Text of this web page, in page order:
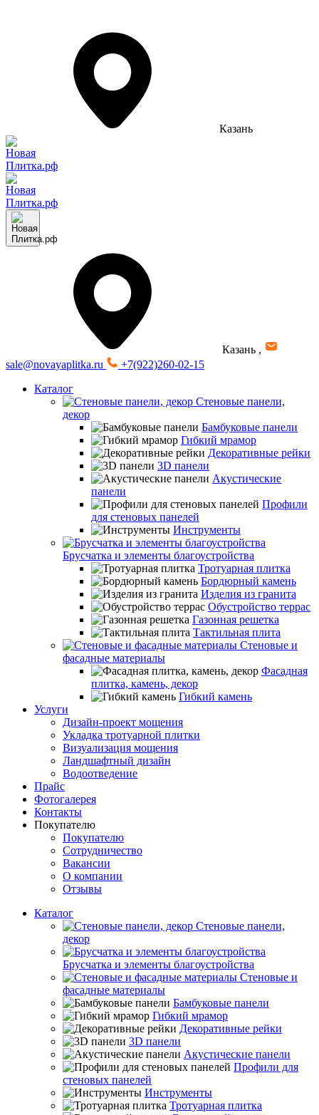
Казань
Казань ,
sale@novayaplitka.ru
+7(922)260-02-15
Каталог
Стеновые панели,
декор
Бамбуковые панели
Гибкий мрамор
Декоративные рейки
3D панели
Акустические
панели
Профили
для стеновых панелей
Инструменты
Брусчатка и элементы благоустройства
Тротуарная плитка
Бордюрный камень
Изделия из гранита
Обустройство террас
Газонная решетка
Тактильная плита
Стеновые и
фасадные материалы
Фасадная
плитка, камень, декор
Гибкий камень
Услуги
Дизайн-проект мощения
Укладка тротуарной плитки
Визуализация мощения
Ландшафтный дизайн
Водоотведение
Прайс
Фотогалерея
Контакты
Покупателю
Покупателю
Сотрудничество
Вакансии
О компании
Отзывы
Каталог
Стеновые панели,
декор
Брусчатка и элементы благоустройства
Стеновые и
фасадные материалы
Бамбуковые панели
Гибкий мрамор
Декоративные рейки
3D панели
Акустические панели
Профили для
стеновых панелей
Инструменты
Тротуарная плитка